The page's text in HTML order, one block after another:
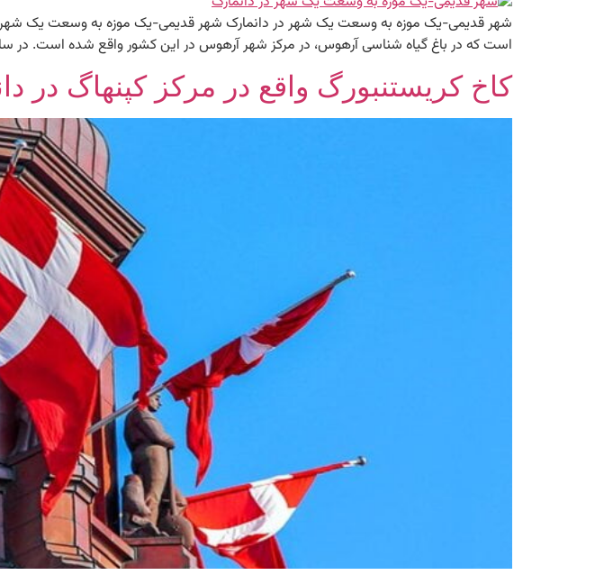
است که در باغ گیاه شناسی آرهوس، در مرکز شهر آرهوس در این کشور واقع شده است. در سال 1914، این موزه
کاخ کریستنبورگ واقع در مرکز کپنهاگ در